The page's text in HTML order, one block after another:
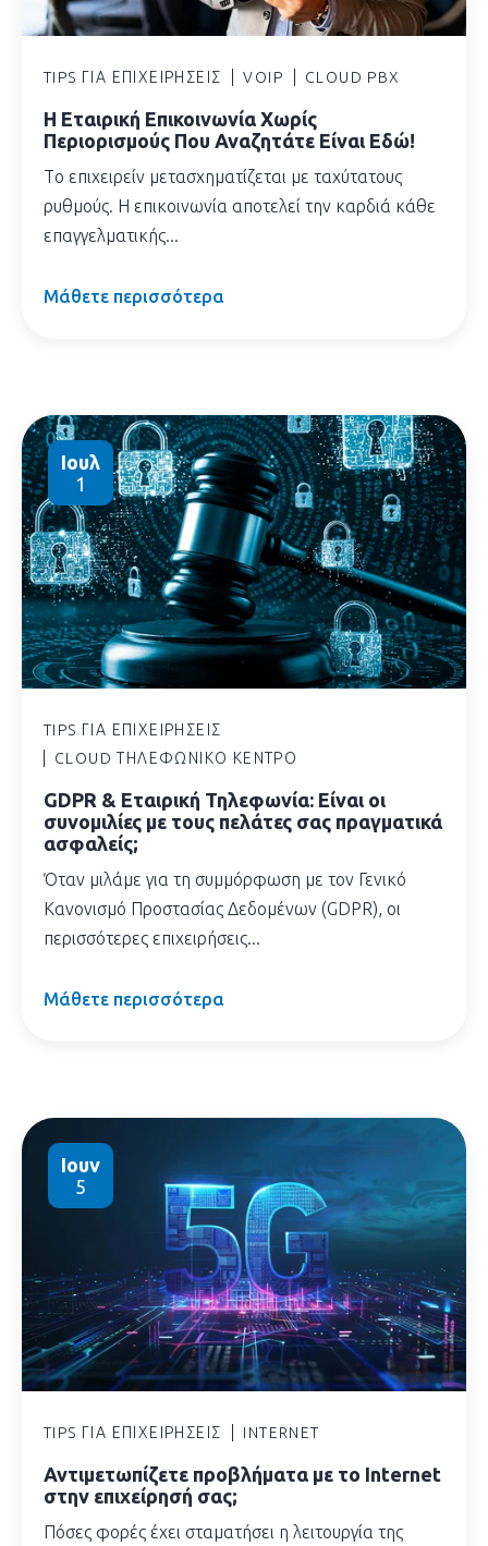
TIPS ΓΙΑ ΕΠΙΧΕΙΡΉΣΕΙΣ VOIP CLOUD PBX
H Εταιρική Επικοινωνία Χωρίς
Περιορισμούς Που Αναζητάτε Είναι Εδώ!
Tο επιχειρείν μετασχηματίζεται με ταχύτατους
ρυθμούς. Η επικοινωνία αποτελεί την καρδιά κάθε
επαγγελματικής...
Μάθετε περισσότερα
Ιουλ
1
TIPS ΓΙΑ ΕΠΙΧΕΙΡΉΣΕΙΣ
CLOUD ΤΗΛΕΦΩΝΙΚΌ ΚΈΝΤΡΟ
GDPR & Εταιρική Τηλεφωνία: Είναι οι
συνομιλίες με τους πελάτες σας πραγματικά
ασφαλείς;
Όταν μιλάμε για τη συμμόρφωση με τον Γενικό
Κανονισμό Προστασίας Δεδομένων (GDPR), οι
περισσότερες επιχειρήσεις...
Μάθετε περισσότερα
Ιουν
5
TIPS ΓΙΑ ΕΠΙΧΕΙΡΉΣΕΙΣ INTERNET
Αντιμετωπίζετε προβλήματα με το Internet
στην επιχείρησή σας;
Πόσες φορές έχει σταματήσει η λειτουργία της